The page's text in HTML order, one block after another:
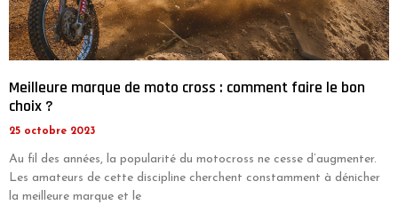
Meilleure marque de moto cross : comment faire le bon
choix ?
25 octobre 2023
Au fil des années, la popularité du motocross ne cesse d’augmenter.
Les amateurs de cette discipline cherchent constamment à dénicher
la meilleure marque et le